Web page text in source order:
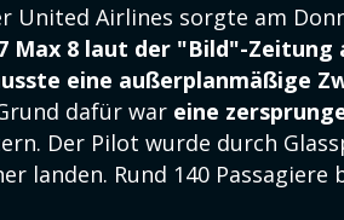
United Airlines sorgte am
Max 8 laut der "Bild"-Zeitung
eine außerplanmäßige
dafür war eine
Der Pilot wurde durch
landen. Rund 140